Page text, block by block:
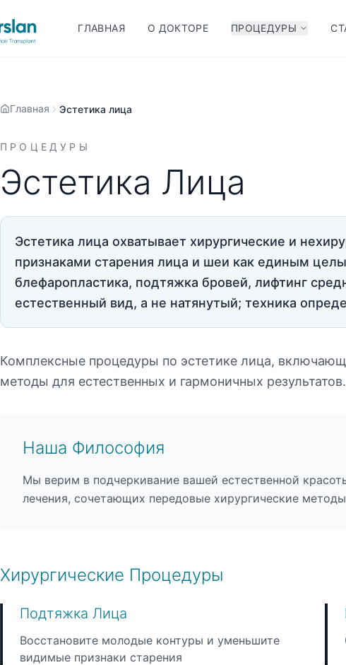
ГЛАВНАЯ О ДОКТОРЕ ПРОЦЕДУРЫ
Главная Эстетика лица
ПРОЦЕДУРЫ
Эстетика Лица
Эстетика лица охватывает хирургические и
признаками старения лица и шеи как единым
блефаропластика, подтяжка бровей, лифтинг
естественный вид, а не натянутый; техника
Комплексные процедуры по эстетике лица,
методы для естественных и гармоничных результатов.
Наша Философия
Мы верим в подчеркивание вашей естественной
лечения, сочетающих передовые хирургические
Хирургические Процедуры
Подтяжка Лица
Восстановите молодые контуры и уменьшите
видимые признаки старения